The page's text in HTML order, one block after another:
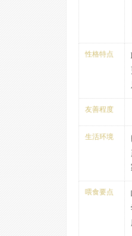
性格特点
友善程度
生活环境
喂食要点